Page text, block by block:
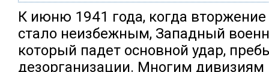
К июню 1941 года, когда
стало неизбежным, Западный
который падет основной удар,
дезорганизации. Многим